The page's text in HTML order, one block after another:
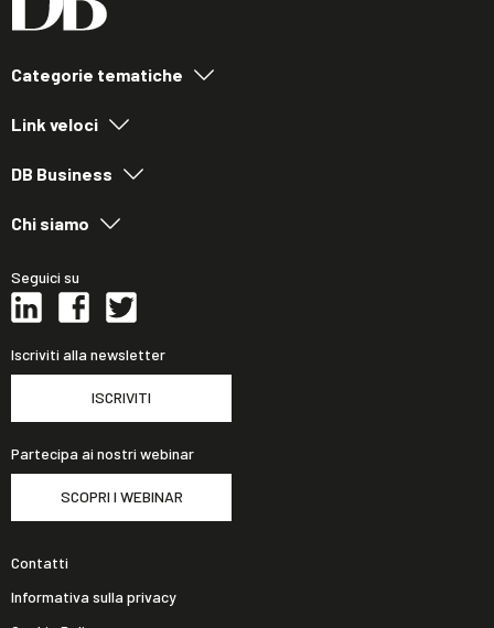
Categorie tematiche
Link veloci
DB Business
Chi siamo
Seguici su
Iscriviti alla newsletter
ISCRIVITI
Partecipa ai nostri webinar
SCOPRI I WEBINAR
Contatti
Informativa sulla privacy